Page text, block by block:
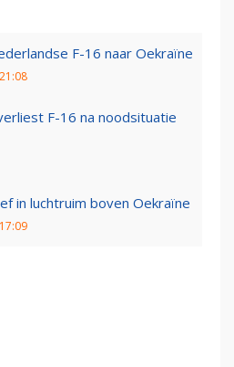
F-16 naar Oekraïne
F-16 na noodsituatie
in luchtruim boven Oekraïne